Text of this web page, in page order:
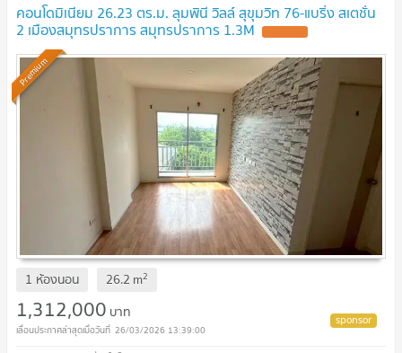
คอนโดมิเนียม 26.23 ตร.ม. ลุมพินี วิลล์ สุขุมวิท 76-แบริ่ง สเตชั่น
2 เมืองสมุทรปราการ สมุทรปราการ 1.3M
Premium
1 ห้องนอน 26.2 m2
1,312,000 บาท
26/03/2026 13:39:00